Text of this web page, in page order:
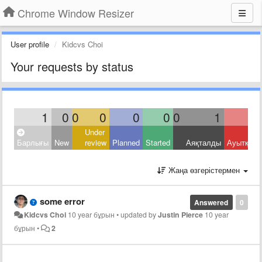
Chrome Window Resizer
User profile Kidcvs Choi
Your requests by status
1 0 0 0 0 0 0 1
Барлығы New
Under
review Planned Started Аяқталды
Жаңа өзгерістермен
0
Answered
some error
Kidcvs Choi 10 year бұрын •updated byJustin Pierce 10 year
бұрын • 2